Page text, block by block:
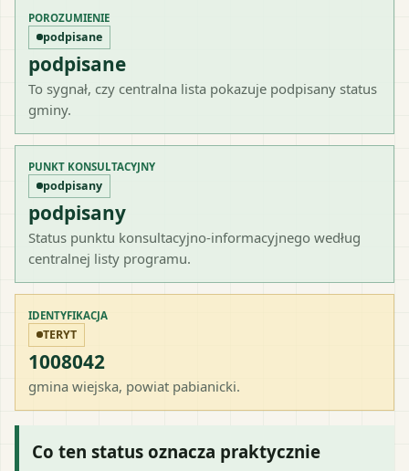
POROZUMIENIE
podpisane
podpisane
To sygnał, czy centralna lista pokazuje podpisany status
gminy.
PUNKT KONSULTACYJNY
podpisany
podpisany
Status punktu konsultacyjno-informacyjnego według
centralnej listy programu.
IDENTYFIKACJA
TERYT
1008042
gmina wiejska, powiat pabianicki.
Co ten status oznacza praktycznie